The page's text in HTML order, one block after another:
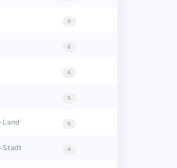
5
6
6
5
5
Stadt 4